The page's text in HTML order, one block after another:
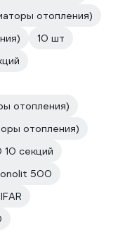
отопления)
10 шт
отопления)
отопления)
секций
500